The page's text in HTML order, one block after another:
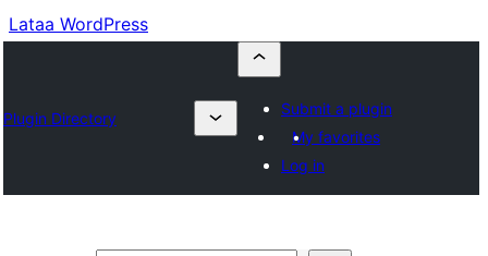
Lataa WordPress
Plugin Directory
Submit a plugin
My favorites
Log in